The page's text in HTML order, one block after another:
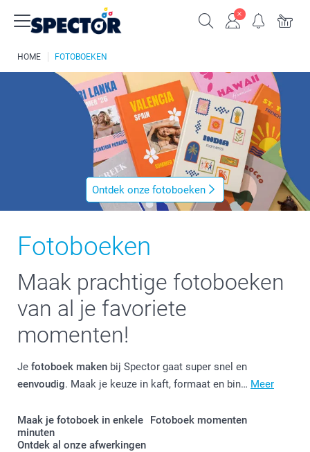
HOME FOTOBOEKEN
Ontdek onze fotoboeken
Fotoboeken
Maak prachtige fotoboeken
van al je favoriete
momenten!
Je fotoboek maken bij Spector gaat super snel en
eenvoudig. Maak je keuze in kaft, formaat en bin… Meer
Maak je fotoboek in enkele
minuten
Fotoboek momenten
Ontdek al onze afwerkingen